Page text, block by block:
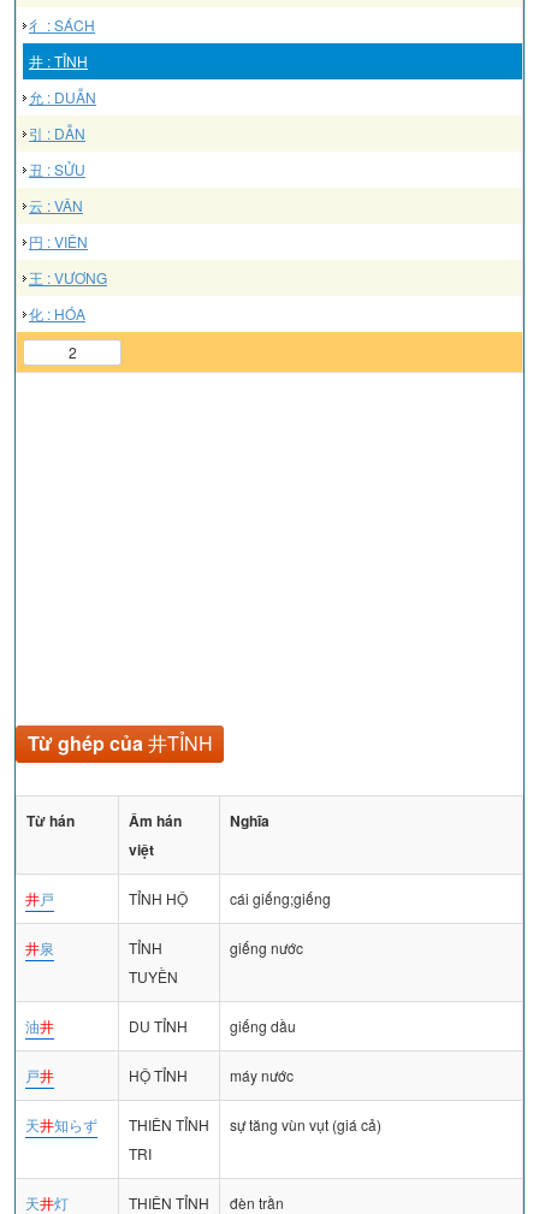
彳 : SÁCH
井 : TỈNH
允 : DUẪN
引 : DẪN
丑 : SỬU
云 : VÂN
円 : VIÊN
王 : VƯƠNG
化 : HÓA
2
Từ ghép của井TỈNH
Từ hán
Âm hán
việt
Nghĩa
井戸 TỈNH HỘ cái giếng;giếng
井泉
TỈNH
TUYỀN
giếng nước
油井 DU TỈNH giếng dầu
戸井 HỘ TỈNH máy nước
天井知らず
THIÊN TỈNH
TRI
sự tăng vùn vụt (giá cả)
天井灯
THIÊN TỈNH
đèn trần